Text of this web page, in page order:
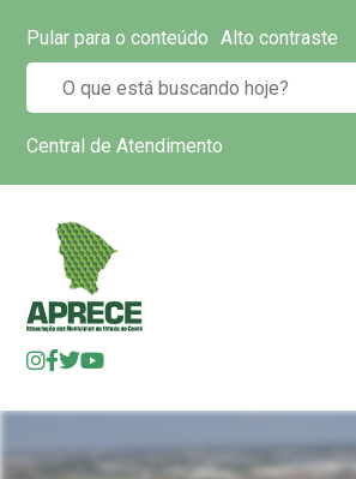
Pular para o conteúdo Alto contraste
Central de Atendimento